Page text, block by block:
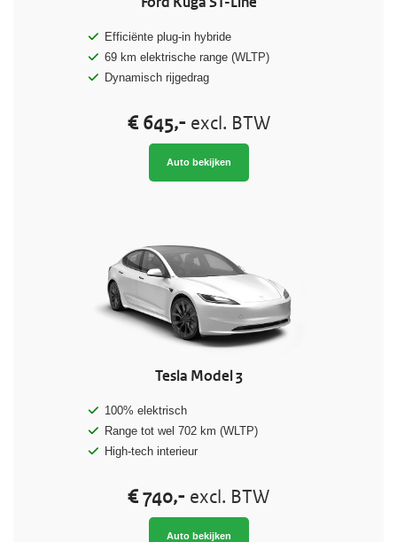
Efficiënte plug-in hybride
69 km elektrische range (WLTP)
Dynamisch rijgedrag
€ 645,- excl. BTW
Auto bekijken
Tesla Model 3
100% elektrisch
Range tot wel 702 km (WLTP)
High-tech interieur
€ 740,- excl. BTW
Auto bekijken